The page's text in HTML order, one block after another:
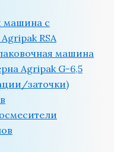
машина с
RSA
машина
Agripak G-6,5
заточки)